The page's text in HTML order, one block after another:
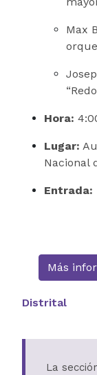
Max
Hora:
Lugar:
Nacional
Entrada:
Más
Distrital
La